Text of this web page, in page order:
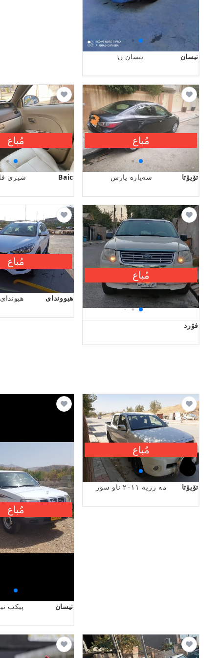
نیسان نيسان ن
تۆیۆتا سەیارە یارس
مُباع
Baic شيري
مُباع
فۆرد
مُباع
هیووندای
مُباع
تۆیۆتا مه رزيه ٢٠١١ ناو سور
مُباع
نیسان پیکب
مُباع